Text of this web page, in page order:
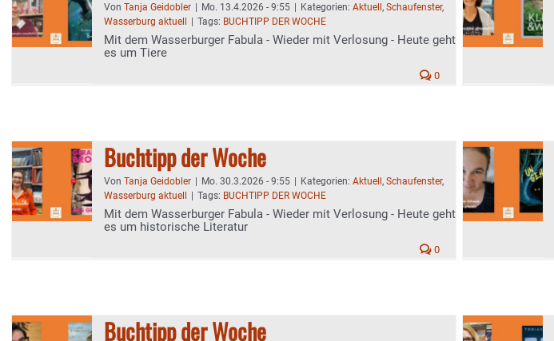
Von Tanja Geidobler Mo. 13.4.2026 - 9:55 Kategorien: Aktuell , Schaufenster,
Wasserburg aktuell
Tags: BUCHTIPP DER WOCHE
Mit dem Wasserburger Fabula - Wieder mit Verlosung - Heute geht
es um Tiere
0
Buchtipp der Woche
Von Tanja Geidobler Mo. 30.3.2026 - 9:55 Kategorien: Aktuell , Schaufenster,
Wasserburg aktuell
Tags: BUCHTIPP DER WOCHE
Mit dem Wasserburger Fabula - Wieder mit Verlosung - Heute geht
es um historische Literatur
0
Buchtipp der Woche